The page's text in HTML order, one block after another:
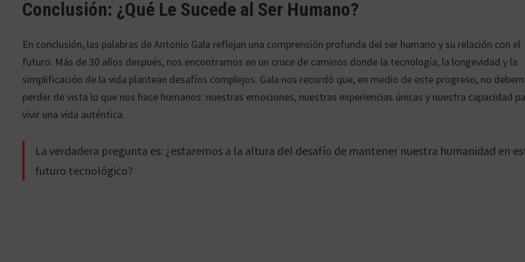
Conclusión: ¿Qué Le Sucede al Ser Humano?
En conclusión, las palabras de Antonio Gala reflejan una comprensión profunda del ser humano y su relación con el
futuro. Más de 30 años después, nos encontramos en un cruce de caminos donde la tecnología, la longevidad y la
simplificación de la vida plantean desafíos complejos. Gala nos recordó que, en medio de este progreso, no
perder de vista lo que nos hace humanos: nuestras emociones, nuestras experiencias únicas y nuestra capacidad
vivir una vida auténtica.
La verdadera pregunta es: ¿estaremos a la altura del desafío de mantener nuestra humanidad en
futuro tecnológico?